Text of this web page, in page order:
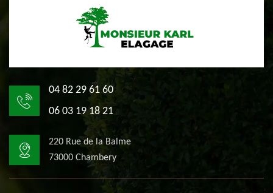
04 82 29 61 60
06 03 19 18 21
220 Rue de la Balme
73000 Chambery